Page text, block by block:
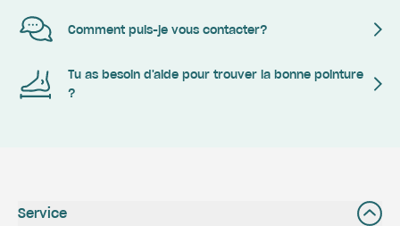
Comment puis-je vous contacter?
Tu as besoin d'aide pour trouver la bonne pointure
?
Service